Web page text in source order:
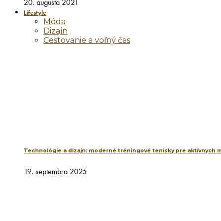
Lifestyle
Móda
Dizajn
Cestovanie a voľný čas
Technológie a dizajn: moderné tréningové tenisky pre aktívnych
19. septembra 2025